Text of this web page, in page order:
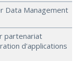
Data Management
partenariat
d'applications